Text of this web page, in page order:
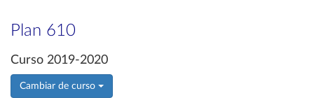
Plan 610
Curso 2019-2020
Cambiar de curso